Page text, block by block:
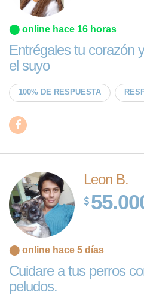
⬤ online hace 16 horas
Entrégales tu corazón
el suyo
100% DE RESPUESTA
Leon B.
⬤ online hace 5 días
Cuidare a tus perros
peludos.